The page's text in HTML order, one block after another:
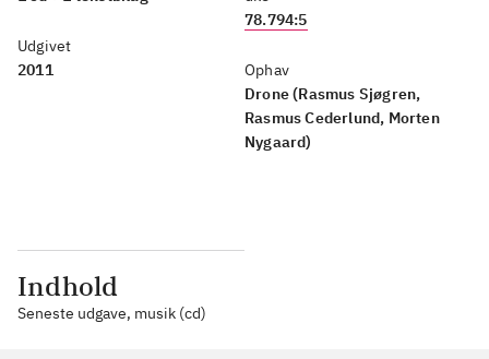
Udgivet
2011
78.794:5
Ophav
Drone (Rasmus Sjøgren,
Rasmus Cederlund, Morten
Nygaard)
Indhold
Seneste udgave, musik (cd)